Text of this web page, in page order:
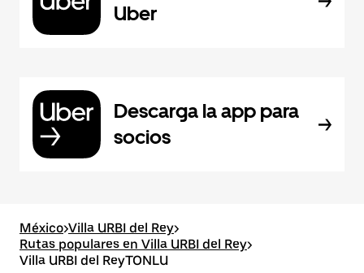
Uber
Descarga la app para
socios
México>Villa URBI del Rey>
Rutas populares en Villa URBI del Rey>
Villa URBI del ReyTONLU